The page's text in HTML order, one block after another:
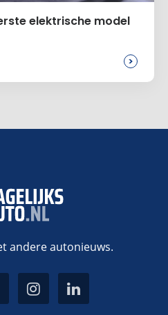
elektrische model
>
andere autonieuws.